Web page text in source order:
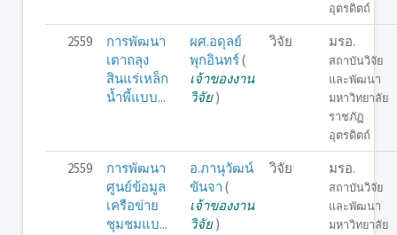
อุตรดิตถ์
2559
การพัฒนา
เตาถลุง
สินแร่เหล็ก
น้ำพี้แบบ...
ผศ.อดุลย์
พุกอินทร์(
เจ้าของงาน
วิจัย)
วิจัย มรอ.
สถาบันวิจัย
และพัฒนา
มหาวิทยาลัย
ราชภัฏ
อุตรดิตถ์
2559
การพัฒนา
ศูนย์ข้อมูล
เครือข่าย
ชุมชมแบ...
อ.ภานุวัฒน์
ขันจา (
เจ้าของงาน
วิจัย)
วิจัย มรอ.
สถาบันวิจัย
และพัฒนา
มหาวิทยาลัย